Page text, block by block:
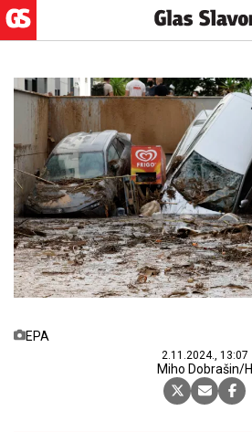
EPA
2.11.2024., 13:07
Miho Dobrašin/H